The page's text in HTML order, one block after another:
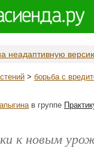
неадаптивную
> борьба с
в группе
к новым